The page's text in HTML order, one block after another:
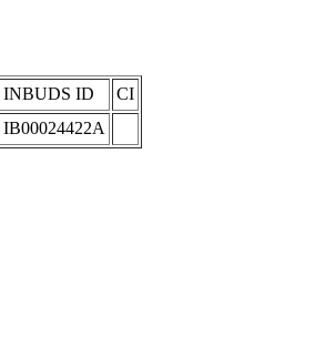
INBUDS ID
CI
IB00024422A